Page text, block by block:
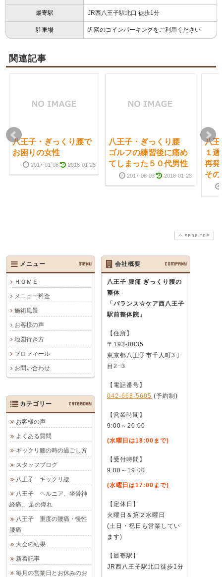
最寄駅 JR西八王子駅北口 徒歩1分
駐車場 近隣のコインパーキングをご利用ください
関連記事
八王子・ぎっくり腰で
お困りの女性
2017-01-06 2018-01-23
八王子・ぎっくり腰
ゴルフの練習後に痛め
てしまった５０代男性
2017-08-03 2018-01-23
八
１
再
そ
PAGE TOP
メニュー MENU
ＨＯＭＥ
メニュー料金
施術風景
お客様の声
地図行き方
プロフィール
お問い合わせ
会社概要 COMPANY
八王子 腰痛 ぎっくり腰の
整体
「バランス☆ケア西八王子
駅前整体院」
【住所】
〒193-0835
東京都八王子市千人町3丁
目2−3
【電話番号】
042-668-5605 (予約制)
【営業時間】
9:00～20:00
(水曜日は18:00まで)
【受付時間】
9:00～19:00
(水曜日は17:00まで)
【定休日】
火曜日＆第２水曜日
(土日・祝日も営業してい
ます)
【最寄駅】
JR西八王子駅北口徒歩1分
カテゴリー CATEGORY
お客様の声
よくある質問
ギックリ腰の時の過ごし方
スタッフブログ
八王子 ギックリ腰
八王子 ヘルニア、坐骨神
経痛,、足の痺れ
八王子 重度の腰痛・慢性
腰痛
大会の結果
新着記事
毎月の営業日とお休みのお